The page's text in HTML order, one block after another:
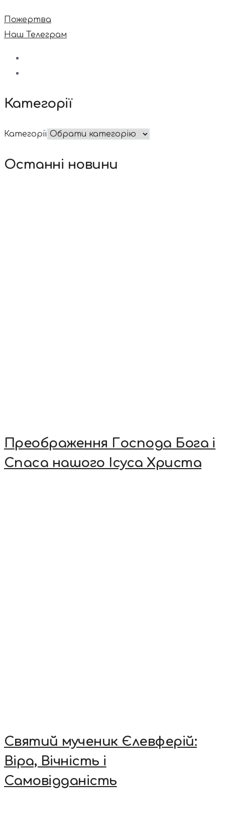
Пожертва
Наш Телеграм
Категорії
Категорії
Останні новини
Преображення Господа Бога і
Спаса нашого Ісуса Христа
Святий мученик Єлевферій:
Віра, Вічність і
Самовідданість